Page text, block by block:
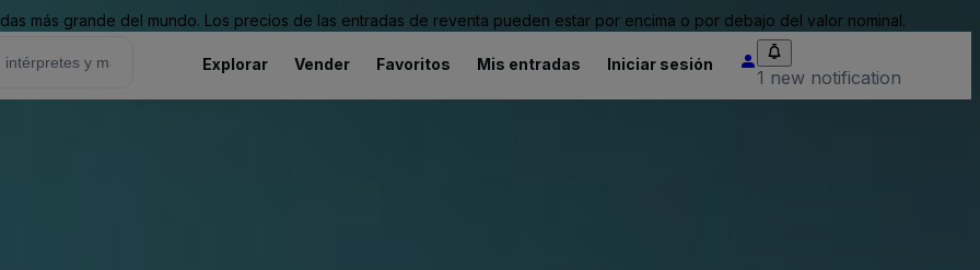
más grande del mundo. Los precios de las entradas de reventa pueden estar por encima o por debajo del valor nominal.
Explorar Vender Favoritos Mis entradas Iniciar sesión
1 new notification